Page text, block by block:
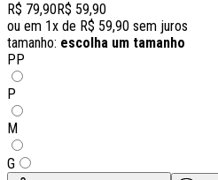
R$ 79,90 R$ 59,90
ou em 1x de R$ 59,90 sem juros
tamanho: escolha um tamanho
PP
P
M
G